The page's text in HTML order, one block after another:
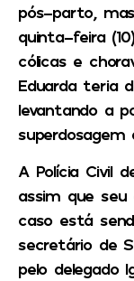
pós-parto,
quinta-feira
cólicas e
Eduarda teria
levantando a
superdosagem
A Polícia Civil
assim que
caso está
secretário de
pelo delegado